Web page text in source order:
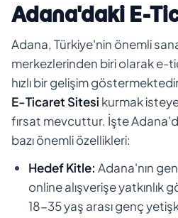
Adana'daki E-
Adana, Türkiye'nin önemli
merkezlerinden biri olarak e-
hızlı bir gelişim
E-Ticaret Sitesi kurmak
fırsat mevcuttur. İşte
bazı önemli özellikleri:
Hedef Kitle: Adana'nın
online alışverişe yatkınlık
18-35 yaş arası genç